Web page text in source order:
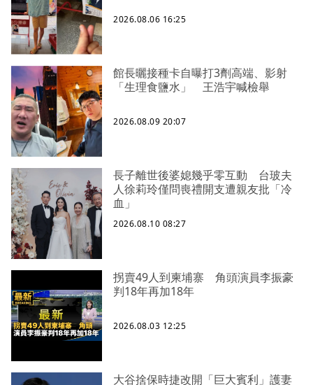
2026.08.06 16:25
館長曬接種卡自曝打3劑高端、影射
「生理食鹽水」 王浩宇喊檢舉
2026.08.09 20:07
長子離世後婆媳幾乎零互動 台玻夫
人徐莉玲僅問喪禮開支遭親友批「冷
血」
2026.08.10 08:27
拐賣49人到柬埔寨 角頭演員李振豪
判18年再加18年
2026.08.03 12:25
大谷捨保時捷改開「巨大賓利」護妻